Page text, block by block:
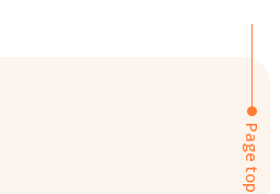
Page top